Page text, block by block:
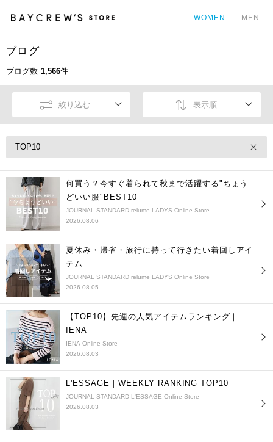
WOMEN MEN
ブログ
ブログ数 1,566件
絞り込む 表示順
TOP10
何買う？今すぐ着られて秋まで活躍する"ちょう
どいい服"BEST10
JOURNAL STANDARD relume LADYS Online Store
2026.08.06
夏休み・帰省・旅行に持って行きたい着回しアイ
テム
JOURNAL STANDARD relume LADYS Online Store
2026.08.05
【TOP10】先週の人気アイテムランキング｜
IENA
IENA Online Store
2026.08.03
L'ESSAGE｜WEEKLY RANKING TOP10
JOURNAL STANDARD L'ESSAGE Online Store
2026.08.03